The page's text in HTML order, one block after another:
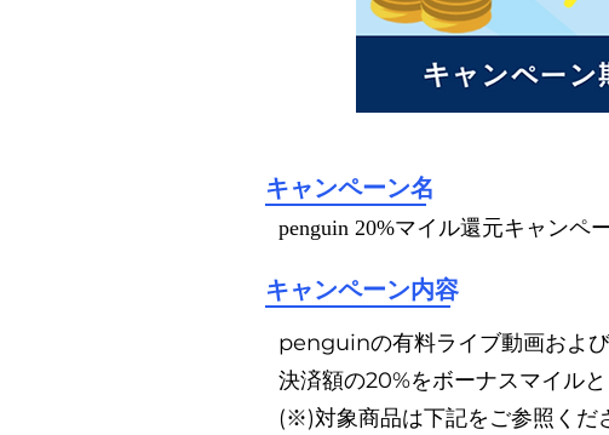
​キャンペーン名
penguin 20%マイル還元キャンペ
​キャンペーン内容
penguinの有料ライブ動画およ
決済額の20%をボーナスマイル
(※)対象商品は下記をご参照くだ